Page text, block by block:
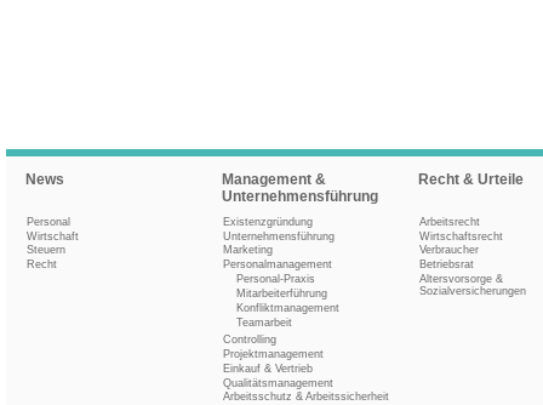
News
Personal
Wirtschaft
Steuern
Recht
Management &
Unternehmensführung
Existenzgründung
Unternehmensführung
Marketing
Personalmanagement
Personal-Praxis
Mitarbeiterführung
Konfliktmanagement
Teamarbeit
Controlling
Projektmanagement
Einkauf & Vertrieb
Qualitätsmanagement
Arbeitsschutz & Arbeitssicherheit
Recht & Urteile
Arbeitsrecht
Wirtschaftsrecht
Verbraucher
Betriebsrat
Altersvorsorge &
Sozialversicherungen